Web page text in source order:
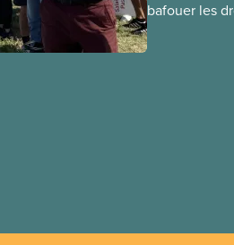
bafouer les
de
invoqué